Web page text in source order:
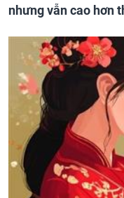
nhưng vẫn cao hơn